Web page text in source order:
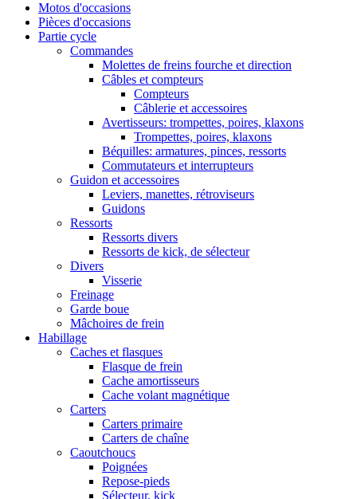
Motos d'occasions
Pièces d'occasions
Partie cycle
Commandes
Molettes de freins fourche et direction
Câbles et compteurs
Compteurs
Câblerie et accessoires
Avertisseurs: trompettes, poires, klaxons
Trompettes, poires, klaxons
Béquilles: armatures, pinces, ressorts
Commutateurs et interrupteurs
Guidon et accessoires
Leviers, manettes, rétroviseurs
Guidons
Ressorts
Ressorts divers
Ressorts de kick, de sélecteur
Divers
Visserie
Freinage
Garde boue
Mâchoires de frein
Habillage
Caches et flasques
Flasque de frein
Cache amortisseurs
Cache volant magnétique
Carters
Carters primaire
Carters de chaîne
Caoutchoucs
Poignées
Repose-pieds
Sélecteur, kick